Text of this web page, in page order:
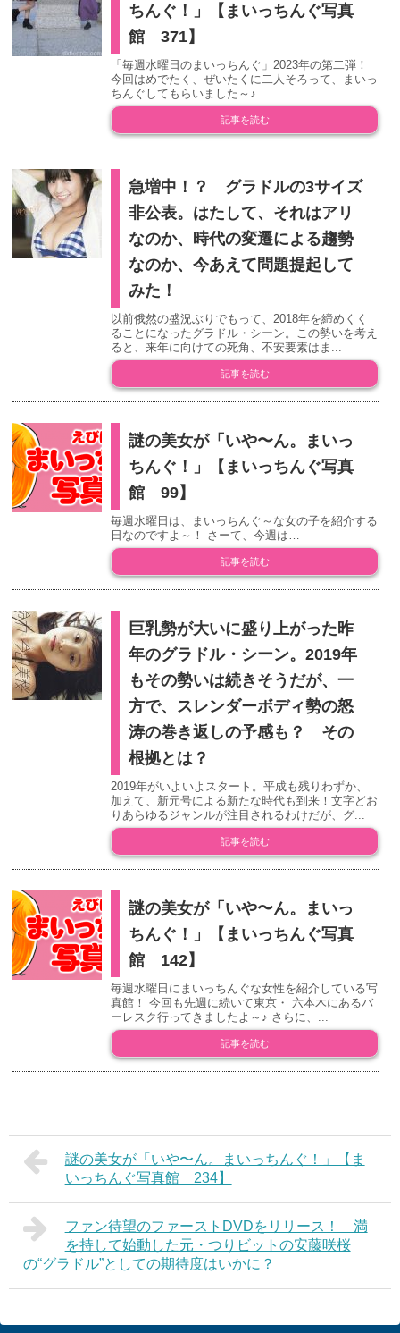
ちんぐ！」【まいっちんぐ写真
館 371】
「毎週水曜日のまいっちんぐ」2023年の第二弾！
今回はめでたく、ぜいたくに二人そろって、まいっ
ちんぐしてもらいました～♪ ...
記事を読む
急増中！？ グラドルの3サイズ
非公表。はたして、それはアリ
なのか、時代の変遷による趨勢
なのか、今あえて問題提起して
みた！
以前俄然の盛況ぶりでもって、2018年を締めくく
ることになったグラドル・シーン。この勢いを考え
ると、来年に向けての死角、不安要素はま...
記事を読む
謎の美女が「いや〜ん。まいっ
ちんぐ！」【まいっちんぐ写真
館 99】
毎週水曜日は、まいっちんぐ～な女の子を紹介する
日なのですよ～！ さーて、今週は…
記事を読む
巨乳勢が大いに盛り上がった昨
年のグラドル・シーン。2019年
もその勢いは続きそうだが、一
方で、スレンダーボディ勢の怒
涛の巻き返しの予感も？ その
根拠とは？
2019年がいよいよスタート。平成も残りわずか、
加えて、新元号による新たな時代も到来！文字どお
りあらゆるジャンルが注目されるわけだが、グ...
記事を読む
謎の美女が「いや〜ん。まいっ
ちんぐ！」【まいっちんぐ写真
館 142】
毎週水曜日にまいっちんぐな女性を紹介している写
真館！ 今回も先週に続いて東京・ 六本木にあるバ
ーレスク行ってきましたよ～♪ さらに、...
記事を読む
謎の美女が「いや〜ん。まいっちんぐ！」【ま
いっちんぐ写真館 234】
ファン待望のファーストDVDをリリース！ 満
を持して始動した元・つりビットの安藤咲桜
の“グラドル”としての期待度はいかに？